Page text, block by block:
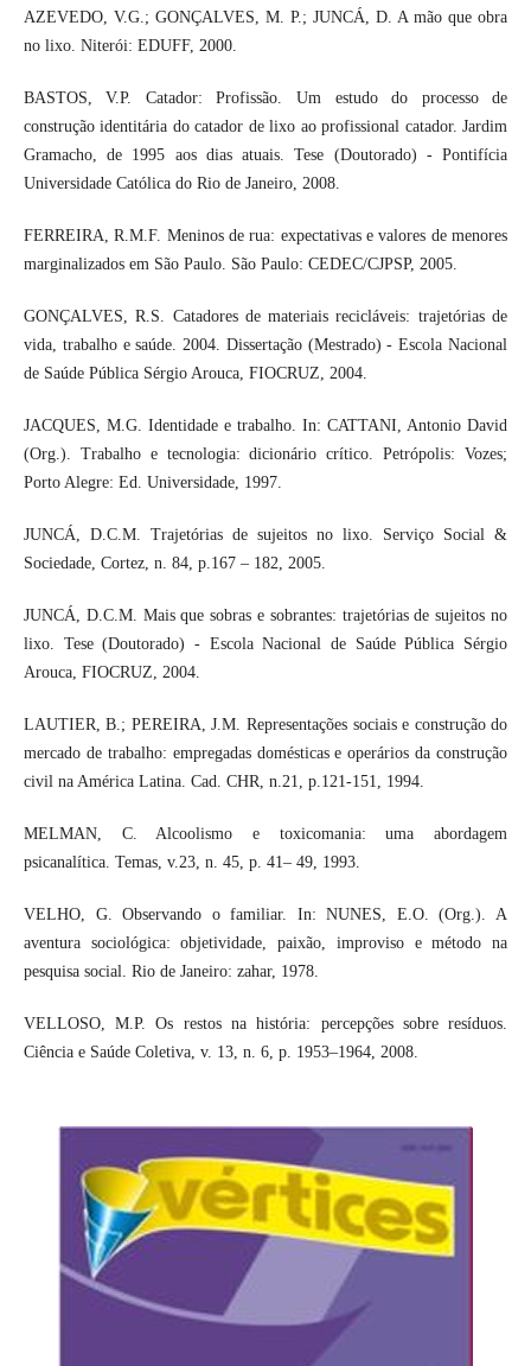
AZEVEDO, V.G.; GONÇALVES, M. P.; JUNCÁ, D. A mão que obra
no lixo. Niterói: EDUFF, 2000.
BASTOS, V.P. Catador: Profissão. Um estudo do processo de
construção identitária do catador de lixo ao profissional catador. Jardim
Gramacho, de 1995 aos dias atuais. Tese (Doutorado) - Pontifícia
Universidade Católica do Rio de Janeiro, 2008.
FERREIRA, R.M.F. Meninos de rua: expectativas e valores de menores
marginalizados em São Paulo. São Paulo: CEDEC/CJPSP, 2005.
GONÇALVES, R.S. Catadores de materiais recicláveis: trajetórias de
vida, trabalho e saúde. 2004. Dissertação (Mestrado) - Escola Nacional
de Saúde Pública Sérgio Arouca, FIOCRUZ, 2004.
JACQUES, M.G. Identidade e trabalho. In: CATTANI, Antonio David
(Org.). Trabalho e tecnologia: dicionário crítico. Petrópolis: Vozes;
Porto Alegre: Ed. Universidade, 1997.
JUNCÁ, D.C.M. Trajetórias de sujeitos no lixo. Serviço Social &
Sociedade, Cortez, n. 84, p.167 – 182, 2005.
JUNCÁ, D.C.M. Mais que sobras e sobrantes: trajetórias de sujeitos no
lixo. Tese (Doutorado) - Escola Nacional de Saúde Pública Sérgio
Arouca, FIOCRUZ, 2004.
LAUTIER, B.; PEREIRA, J.M. Representações sociais e construção do
mercado de trabalho: empregadas domésticas e operários da construção
civil na América Latina. Cad. CHR, n.21, p.121-151, 1994.
MELMAN, C. Alcoolismo e toxicomania: uma abordagem
psicanalítica. Temas, v.23, n. 45, p. 41– 49, 1993.
VELHO, G. Observando o familiar. In: NUNES, E.O. (Org.). A
aventura sociológica: objetividade, paixão, improviso e método na
pesquisa social. Rio de Janeiro: zahar, 1978.
VELLOSO, M.P. Os restos na história: percepções sobre resíduos.
Ciência e Saúde Coletiva, v. 13, n. 6, p. 1953–1964, 2008.